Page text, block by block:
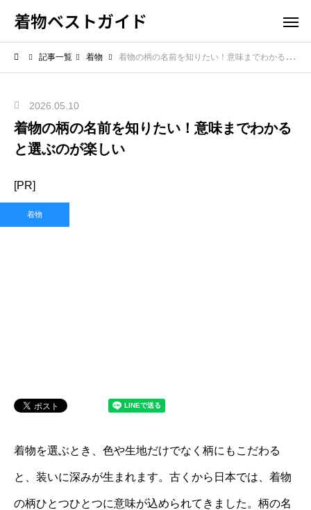
着物ベストガイド
記事一覧 着物 着物の柄の名前を知りたい！意味までわかると選ぶのが楽しい
2026.05.10
着物の柄の名前を知りたい！意味までわかる
と選ぶのが楽しい
[PR]
着物
着物を選ぶとき、色や生地だけでなく柄にもこだわる
と、装いに深みが生まれます。古くから日本では、着物
の柄ひとつひとつに意味が込められてきました。柄の名